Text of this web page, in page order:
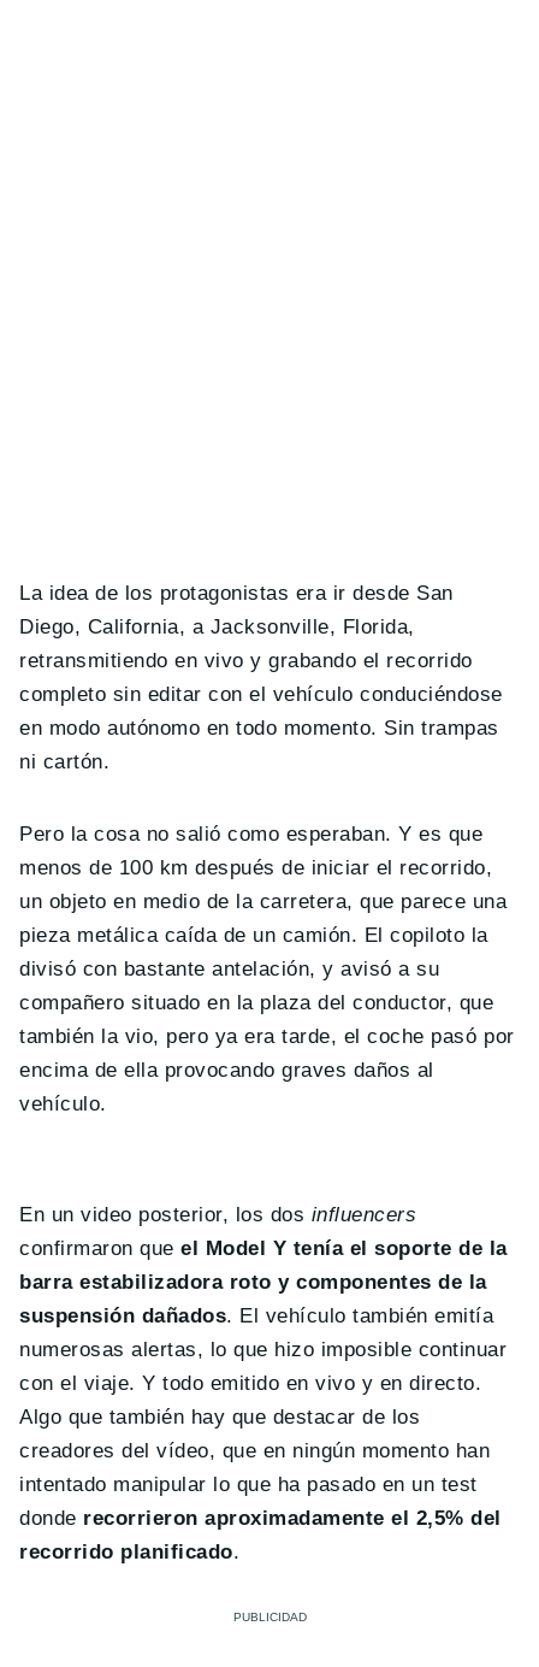
La idea de los protagonistas era ir desde San
Diego, California, a Jacksonville, Florida,
retransmitiendo en vivo y grabando el recorrido
completo sin editar con el vehículo conduciéndose
en modo autónomo en todo momento. Sin trampas
ni cartón.
Pero la cosa no salió como esperaban. Y es que
menos de 100 km después de iniciar el recorrido,
un objeto en medio de la carretera, que parece una
pieza metálica caída de un camión. El copiloto la
divisó con bastante antelación, y avisó a su
compañero situado en la plaza del conductor, que
también la vio, pero ya era tarde, el coche pasó por
encima de ella provocando graves daños al
vehículo.
En un video posterior, los dos influencers
confirmaron queel Model Y tenía el soporte de la
barra estabilizadora roto y componentes de la
suspensión dañados. El vehículo también emitía
numerosas alertas, lo que hizo imposible continuar
con el viaje. Y todo emitido en vivo y en directo.
Algo que también hay que destacar de los
creadores del vídeo, que en ningún momento han
intentado manipular lo que ha pasado en un test
donde recorrieron aproximadamente el 2,5% del
recorrido planificado.